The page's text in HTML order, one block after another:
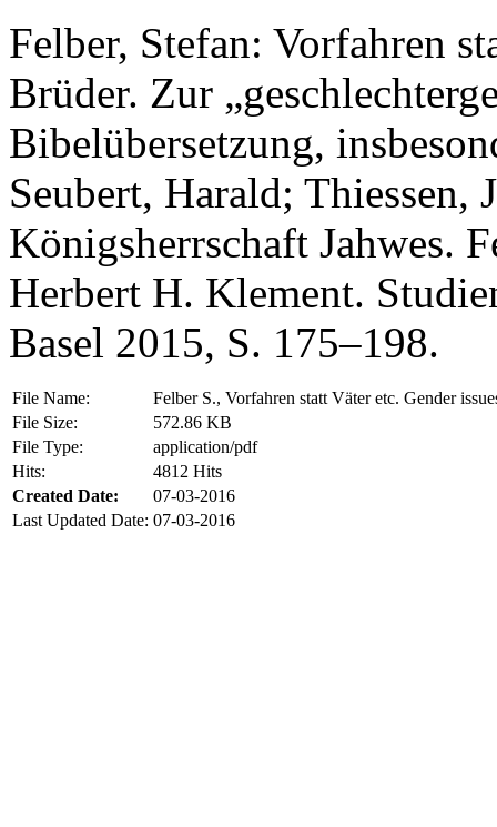
Felber, Stefan: Vorfahren
Brüder. Zur
Bibelübersetzung,
Seubert, Harald; Thiessen,
Königsherrschaft Jahwes.
Herbert H. Klement.
Basel 2015, S. 175–198.
File Name:
Felber S., Vorfahren statt Väter etc. Gender
File Size:
572.86 KB
File Type:
application/pdf
Hits:
4812 Hits
Created Date:
07-03-2016
Last Updated Date: 07-03-2016